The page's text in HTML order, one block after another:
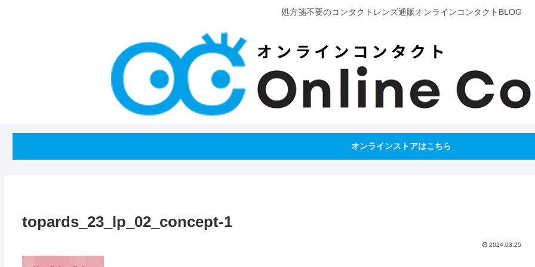
処方箋不要のコンタクトレンズ通販オンラインコンタクトBLOG
オンラインストアはこちら
topards_23_lp_02_concept-1
2024.03.25